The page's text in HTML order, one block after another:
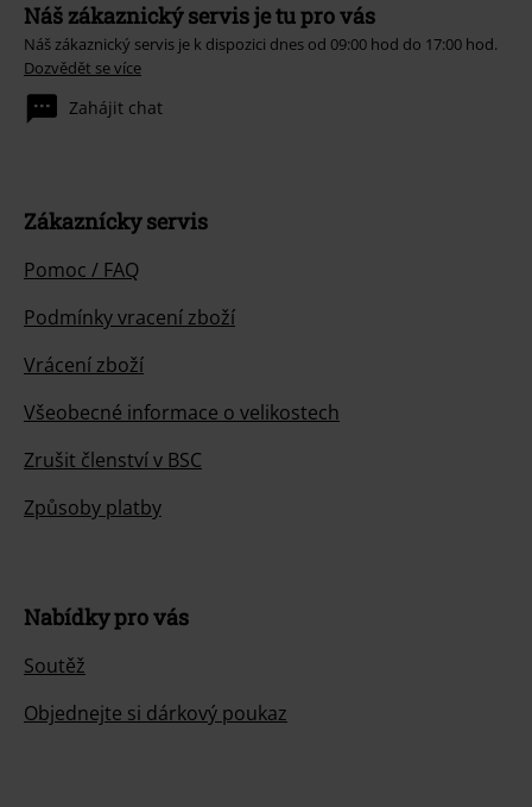
Náš zákaznický servis je tu pro vás
Náš zákaznický servis je k dispozici dnes od 09:00 hod do 17:00 hod.
Dozvědět se více
Zahájit chat
Zákaznícky servis
Pomoc / FAQ
Podmínky vracení zboží
Vrácení zboží
Všeobecné informace o velikostech
Zrušit členství v BSC
Způsoby platby
Nabídky pro vás
Soutěž
Objednejte si dárkový poukaz